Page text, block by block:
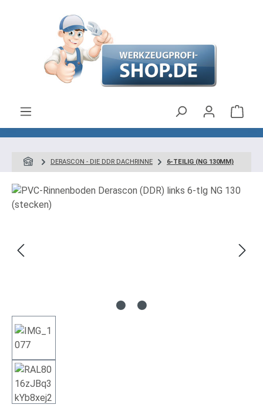
Zum Hauptinhalt springen
DERASCON - DIE DDR DACHRINNE 6-TEILIG (NG 130MM)
Bildergalerie überspringen